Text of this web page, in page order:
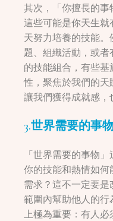
其次，「你擅長的事
這些可能是你天生
天努力培養的技能
題、組織活動，或
的技能組合，有些
性，聚焦於我們的
讓我們獲得成就感，
3.世界需要的事
「世界需要的事物
你的技能和熱情如何
需求？這不一定要
範圍內幫助他人的
上極為重要：有人